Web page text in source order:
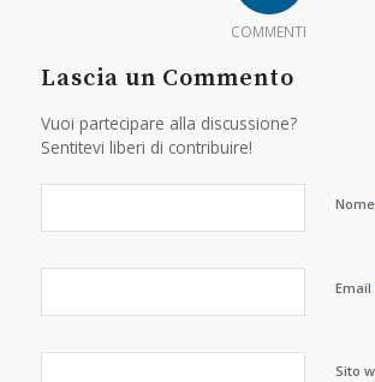
COMMENTI
Lascia un Commento
Vuoi partecipare alla discussione?
Sentitevi liberi di contribuire!
Nome
Email
Sito